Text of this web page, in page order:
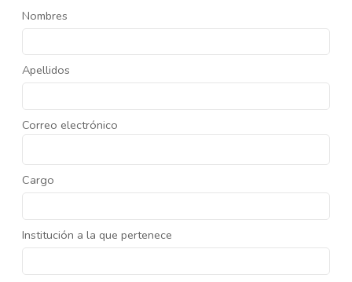
Nombres
Apellidos
Correo electrónico
Cargo
Institución a la que pertenece